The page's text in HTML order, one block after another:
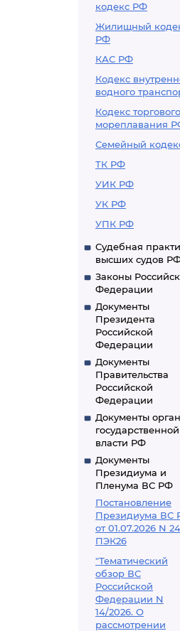
кодекс РФ
Жилищный
РФ
КАС РФ
Кодекс
водного
Кодекс торгового
мореплавания
Семейный
ТК РФ
УИК РФ
УК РФ
УПК РФ
Судебная
высших судов
Законы
Федерации
Документы
Президента
Российской
Федерации
Документы
Правительства
Российской
Федерации
Документы
государственной
власти РФ
Документы
Президиума и
Пленума ВС РФ
Постановление
Президиума ВС
от 01.07.2026 N
ПЭК26
"Тематический
обзор ВС
Российской
Федерации N
14/2026. О
рассмотрении